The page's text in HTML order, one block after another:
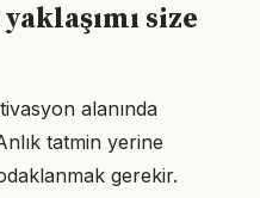
size
alanında
tatmin yerine
gerekir.